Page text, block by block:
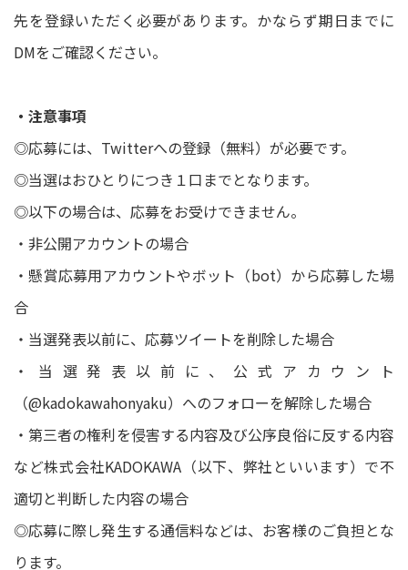
先を登録いただく必要があります。かならず期日までに
DMをご確認ください。
・注意事項
◎応募には、Twitterへの登録（無料）が必要です。
◎当選はおひとりにつき１口までとなります。
◎以下の場合は、応募をお受けできません。
・非公開アカウントの場合
・懸賞応募用アカウントやボット（bot）から応募した場
合
・当選発表以前に、応募ツイートを削除した場合
・当選発表以前に、公式アカウント
（@kadokawahonyaku）へのフォローを解除した場合
・第三者の権利を侵害する内容及び公序良俗に反する内容
など株式会社KADOKAWA（以下、弊社といいます）で不
適切と判断した内容の場合
◎応募に際し発生する通信料などは、お客様のご負担とな
ります。